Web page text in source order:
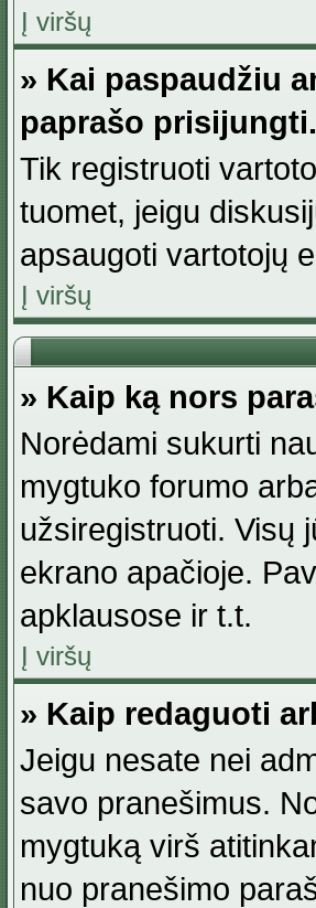
Į viršų
» Kai paspaudžiu
paprašo
Tik registruoti
tuomet, jeigu
apsaugoti vartotojų
Į viršų
» Kaip ką nors
Norėdami sukurti
mygtuko forumo
užsiregistruoti. Visų
ekrano apačioje.
apklausose ir t.t.
Į viršų
» Kaip redaguoti
Jeigu nesate nei
savo pranešimus.
mygtuką virš
nuo pranešimo